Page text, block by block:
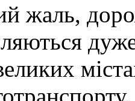
жаль,